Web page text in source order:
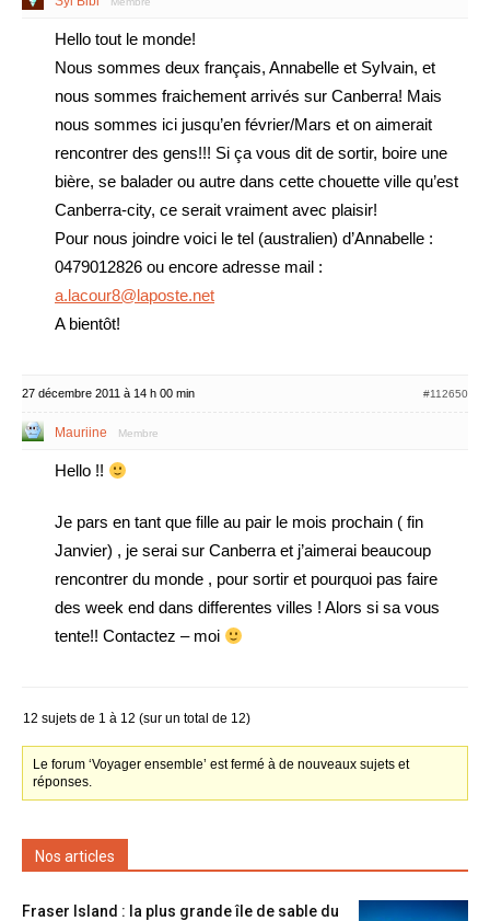
Hello tout le monde!
Nous sommes deux français, Annabelle et Sylvain, et
nous sommes fraichement arrivés sur Canberra! Mais
nous sommes ici jusqu’en février/Mars et on aimerait
rencontrer des gens!!! Si ça vous dit de sortir, boire une
bière, se balader ou autre dans cette chouette ville qu’est
Canberra-city, ce serait vraiment avec plaisir!
Pour nous joindre voici le tel (australien) d’Annabelle :
0479012826 ou encore adresse mail :
a.lacour8@laposte.net
A bientôt!
27 décembre 2011 à 14 h 00 min #112650
Mauriine Membre
Hello !!
Je pars en tant que fille au pair le mois prochain ( fin
Janvier) , je serai sur Canberra et j’aimerai beaucoup
rencontrer du monde , pour sortir et pourquoi pas faire
des week end dans differentes villes ! Alors si sa vous
tente!! Contactez – moi
12 sujets de 1 à 12 (sur un total de 12)
Le forum ‘Voyager ensemble’ est fermé à de nouveaux sujets et
réponses.
Nos articles
Fraser Island : la plus grande île de sable du